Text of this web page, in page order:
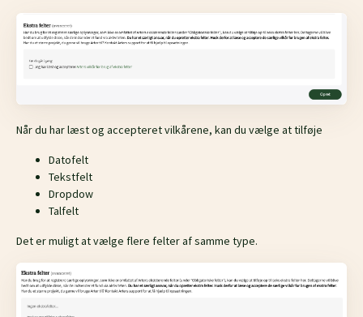
Når du har læst og accepteret vilkårene, kan du vælge at tilføje
Datofelt
Tekstfelt
Dropdow
Talfelt
Det er muligt at vælge flere felter af samme type.